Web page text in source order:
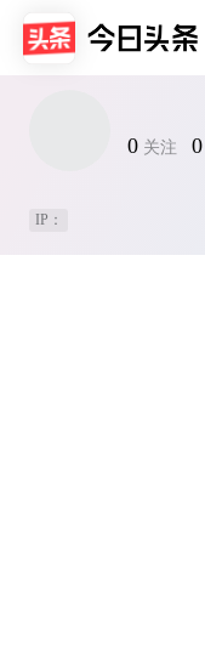
0 关注 0
IP：